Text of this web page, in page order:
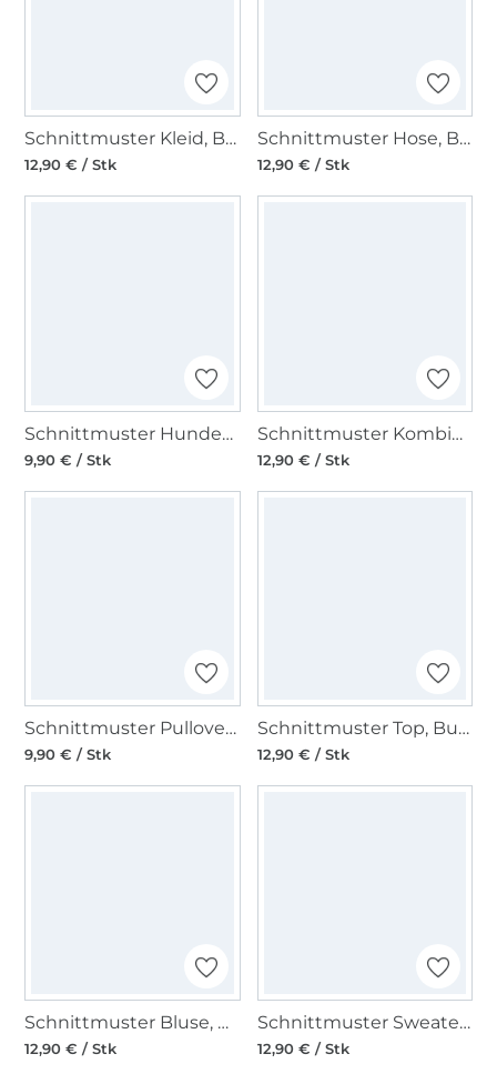
Schnittmuster Kleid, Burda 6083
12,90 € / Stk
Schnittmuster Hose, Burda 6072
12,90 € / Stk
Schnittmuster Hundemantel, Burda 6049
9,90 € / Stk
Schnittmuster Kombination, Burda Kids 9288
12,90 € / Stk
Schnittmuster Pullover, Burda 6151
9,90 € / Stk
Schnittmuster Top, Burda 6201
12,90 € / Stk
Schnittmuster Bluse, Burda 6278
12,90 € / Stk
Schnittmuster Sweater, Burda 6296
12,90 € / Stk